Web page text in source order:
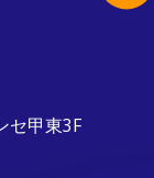
セ甲東3F